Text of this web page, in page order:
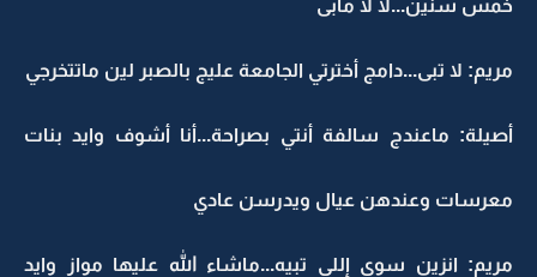
خمس سنين...لا لا مابى
مريم: لا تبى...دامج أخترتي الجامعة عليج بالصبر لين ماتتخرجي
أصيلة: ماعندج سالفة أنتي بصراحة...أنا أشوف وايد بنات
معرسات وعندهن عيال ويدرسن عادي
مريم: انزين سوي إللي تبيه...ماشاء الله عليها مواز وايد